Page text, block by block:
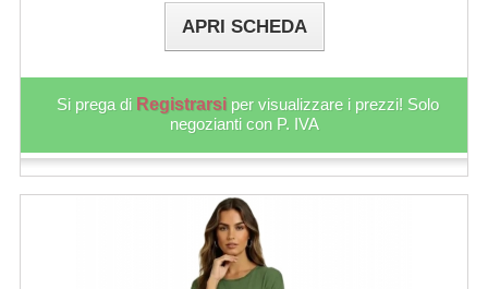
APRI SCHEDA
Si prega di Registrarsi per visualizzare i prezzi! Solo
negozianti con P. IVA